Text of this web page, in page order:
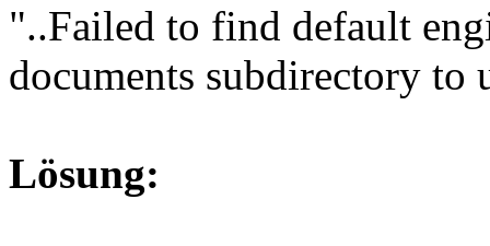
"..Failed to find default
documents subdirectory to
Lösung: